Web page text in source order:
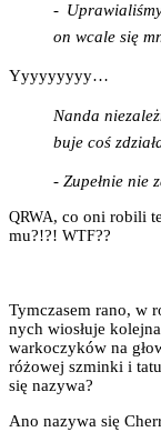
-
on wca­le się
Yyy­y­y­y­y­yy…
Nan­da
bu­je coś
- Zupeł­nie nie
QRWA, co oni robi­li
mu?!?! WTF??
Tym­cza­sem rano, w
nych wio­słu­je
war­ko­czy­ków na
różo­wej szmin­ki i
się nazywa?
Ano nazy­wa się